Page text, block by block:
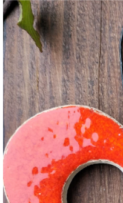
hodnocení
produktu
je
0,0
z
5
hvězdiček.